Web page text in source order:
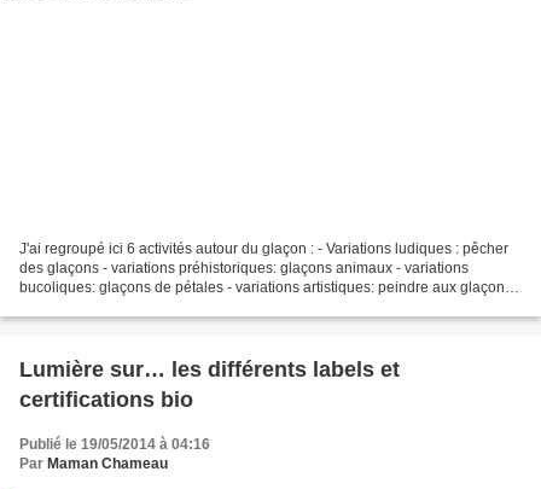
J'ai regroupé ici 6 activités autour du glaçon : - Variations ludiques : pêcher
des glaçons - variations préhistoriques: glaçons animaux - variations
bucoliques: glaçons de pétales - variations artistiques: peindre aux glaçons -
Lumière sur… les différents labels et
certifications bio
Publié le 19/05/2014 à 04:16
Par Maman Chameau